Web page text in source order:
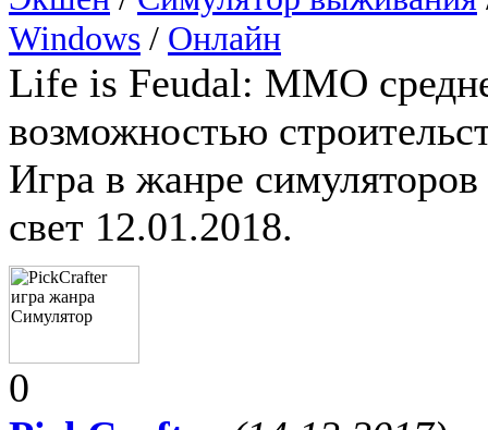
Windows / Онлайн
Life is Feudal: MMO
возможностью
Игра в жанре
свет 12.01.2018.
0